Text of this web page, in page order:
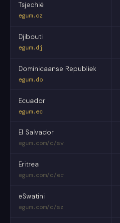
Tsjechië
egum.cz
Djibouti
egum.dj
Dominicaanse Republiek
egum.do
Ecuador
egum.ec
El Salvador
egum.com/c/sv
Eritrea
egum.com/c/er
eSwatini
egum.com/c/sz